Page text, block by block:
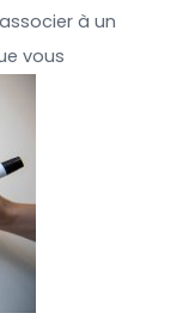
à un
vous